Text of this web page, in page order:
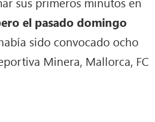
el pasado domingo
sido convocado ocho
Minera, Mallorca, FC